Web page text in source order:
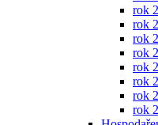
rok
rok
rok
rok
rok
rok
rok
rok